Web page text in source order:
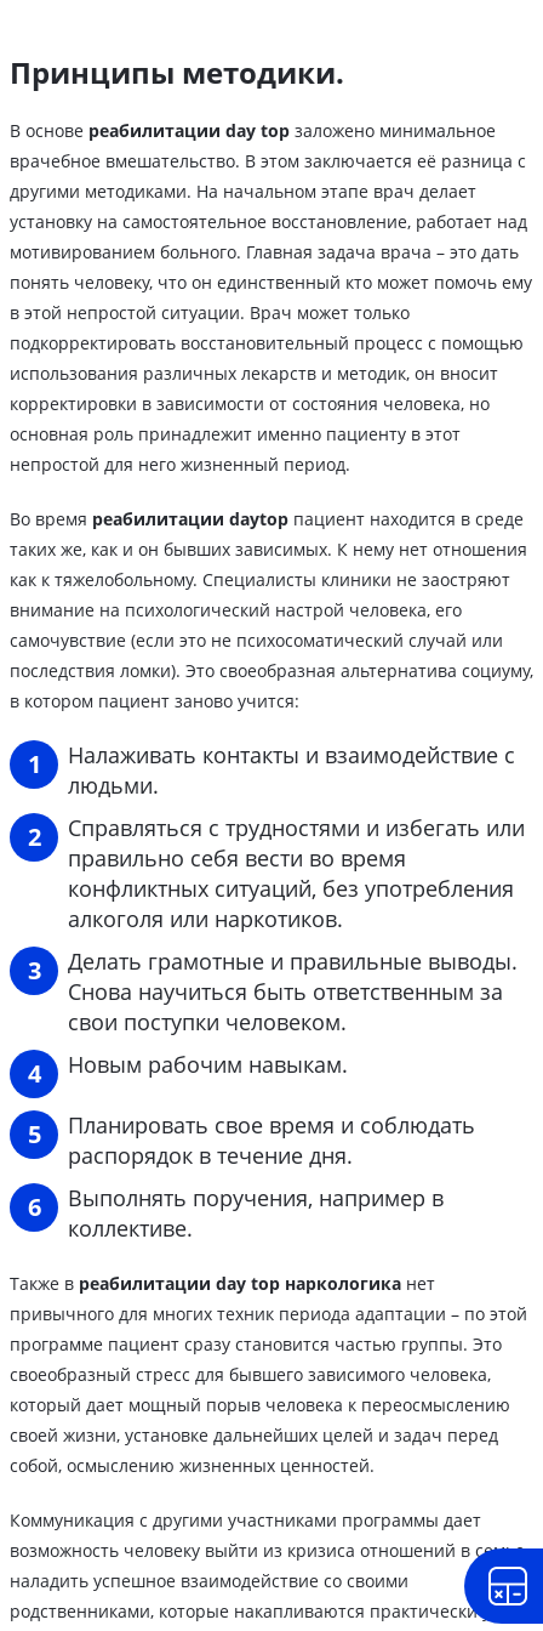
Принципы методики.
В основе реабилитации day top заложено минимальное
врачебное вмешательство. В этом заключается её разница с
другими методиками. На начальном этапе врач делает
установку на самостоятельное восстановление, работает над
мотивированием больного. Главная задача врача – это дать
понять человеку, что он единственный кто может помочь ему
в этой непростой ситуации. Врач может только
подкорректировать восстановительный процесс с помощью
использования различных лекарств и методик, он вносит
корректировки в зависимости от состояния человека, но
основная роль принадлежит именно пациенту в этот
непростой для него жизненный период.
Во время реабилитации daytop пациент находится в среде
таких же, как и он бывших зависимых. К нему нет отношения
как к тяжелобольному. Специалисты клиники не заостряют
внимание на психологический настрой человека, его
самочувствие (если это не психосоматический случай или
последствия ломки). Это своеобразная альтернатива социуму,
в котором пациент заново учится:
Налаживать контакты и взаимодействие с
людьми.
Справляться с трудностями и избегать или
правильно себя вести во время
конфликтных ситуаций, без употребления
алкоголя или наркотиков.
Делать грамотные и правильные выводы.
Снова научиться быть ответственным за
свои поступки человеком.
Новым рабочим навыкам.
Планировать свое время и соблюдать
распорядок в течение дня.
Выполнять поручения, например в
коллективе.
Также в реабилитации day top наркологика нет
привычного для многих техник периода адаптации – по этой
программе пациент сразу становится частью группы. Это
своеобразный стресс для бывшего зависимого человека,
который дает мощный порыв человека к переосмыслению
своей жизни, установке дальнейших целей и задач перед
собой, осмыслению жизненных ценностей.
Коммуникация с другими участниками программы дает
возможность человеку выйти из кризиса отношений в семье,
наладить успешное взаимодействие со своими
родственниками, которые накапливаются практически у всех